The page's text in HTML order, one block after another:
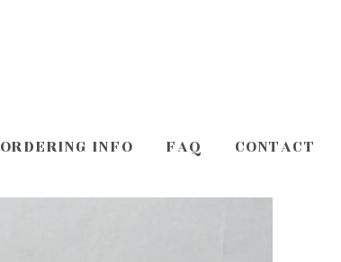
ORDERING INFO FAQ CONTACT